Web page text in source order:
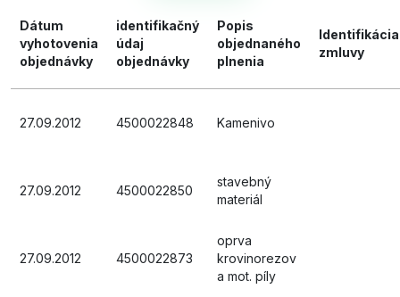
Dátum
vyhotovenia
objednávky
identifikačný
údaj
objednávky
Popis
objednaného
plnenia
Identifikácia
zmluvy
27.09.2012 4500022848 Kamenivo
27.09.2012 4500022850
stavebný
materiál
27.09.2012 4500022873
oprva
krovinorezov
a mot. píly